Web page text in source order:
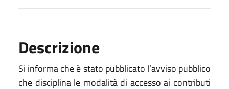
Descrizione
Si informa che è stato pubblicato l’avviso pubblico
che disciplina le modalità di accesso ai contributi